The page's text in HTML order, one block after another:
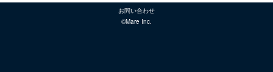
お問い合わせ
©Mare Inc.